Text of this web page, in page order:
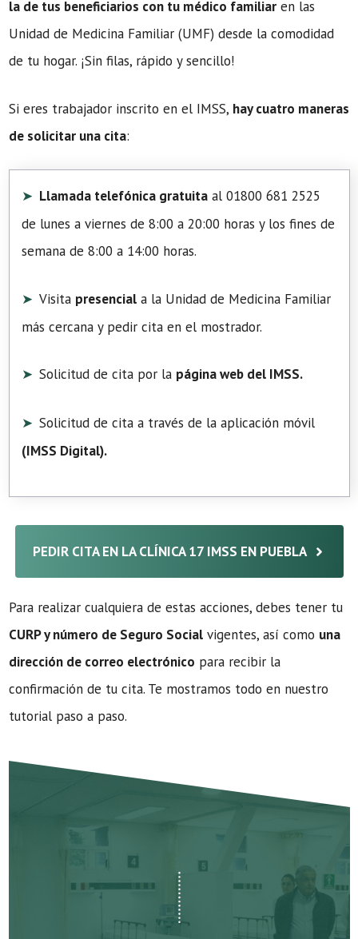
la de tus beneficiarios con tu médico familiar en las
Unidad de Medicina Familiar (UMF) desde la comodidad
de tu hogar. ¡Sin filas, rápido y sencillo!
Si eres trabajador inscrito en el IMSS, hay cuatro maneras
de solicitar una cita:
Llamada telefónica gratuita al 01800 681 2525
de lunes a viernes de 8:00 a 20:00 horas y los fines de
semana de 8:00 a 14:00 horas.
Visita presencial a la Unidad de Medicina Familiar
más cercana y pedir cita en el mostrador.
Solicitud de cita por la página web del IMSS.
Solicitud de cita a través de la aplicación móvil
(IMSS Digital).
PEDIR CITA EN LA CLÍNICA 17 IMSS EN PUEBLA
Para realizar cualquiera de estas acciones, debes tener tu
CURP y número de Seguro Social vigentes, así como una
dirección de correo electrónico para recibir la
confirmación de tu cita. Te mostramos todo en nuestro
tutorial paso a paso.